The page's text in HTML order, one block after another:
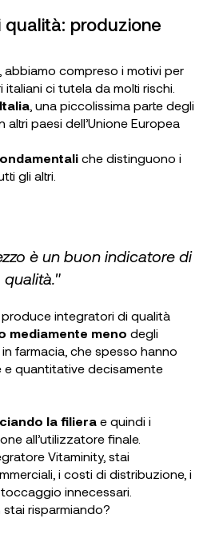
produzione
abbiamo compreso i motivi per
ci tutela da molti rischi.
, una piccolissima parte degli
paesi dell’Unione Europea
che distinguono i
gli altri.
è un buon indicatore di
qualità."
produce integratori di qualità
mediamente meno degli
farmacia, che spesso hanno
e quantitative decisamente
la filierae quindi i
all’utilizzatore finale.
Vitaminity, stai
i costi di distribuzione, i
innecessari.
risparmiando?